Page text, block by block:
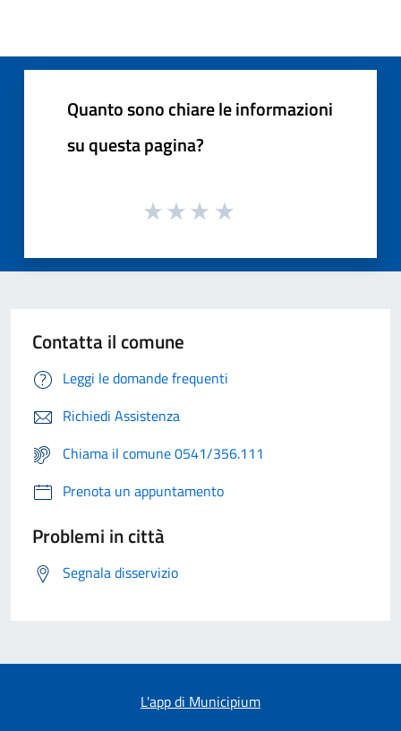
Quanto sono chiare le informazioni
su questa pagina?
Contatta il comune
Leggi le domande frequenti
Richiedi Assistenza
Chiama il comune 0541/356.111
Prenota un appuntamento
Problemi in città
Segnala disservizio
L'app di Municipium